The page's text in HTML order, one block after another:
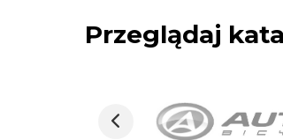
Przeglądaj